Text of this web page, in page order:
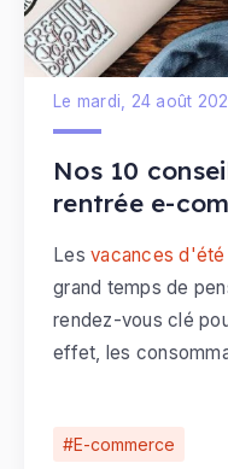
E-commerce
Nos 10
rentrée e-
Le mardi, 24 août
Les vacances d'été
grand temps de
rendez-vous clé
effet, les
convaincre de